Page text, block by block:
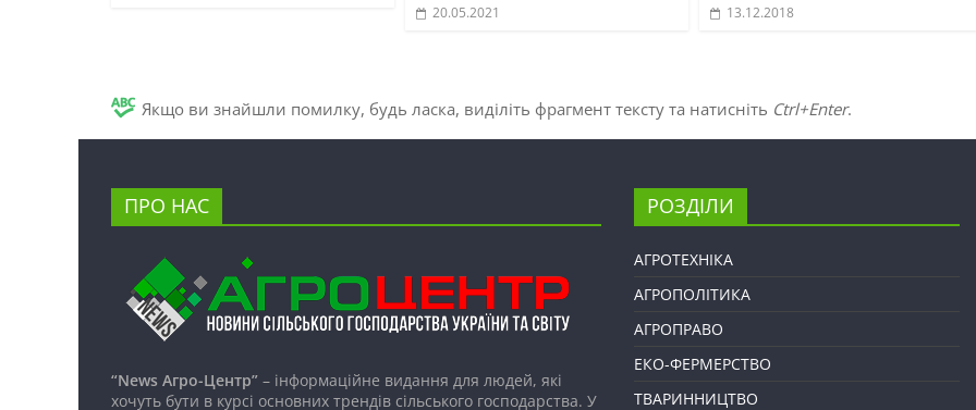
20.05.2021 13.12.2018
Якщо ви знайшли помилку, будь ласка, виділіть фрагмент тексту та натисніть Ctrl+Enter.
ПРО НАС
“News Агро-Центр” – інформаційне видання для людей, які
хочуть бути в курсі основних трендів сільського господарства. У
РОЗДІЛИ
АГРОТЕХНІКА
АГРОПОЛІТИКА
АГРОПРАВО
ЕКО-ФЕРМЕРСТВО
ТВАРИННИЦТВО